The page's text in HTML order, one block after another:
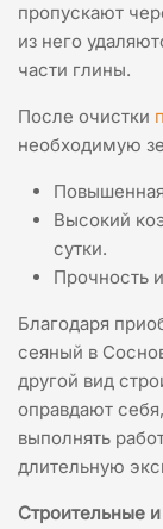
пропускают
из него
части глины.
После очистки
необходимую
Высокий
сутки.
Прочность
Благодаря
сеяный в
другой вид
оправдают
выполнять
длительную
Строительные